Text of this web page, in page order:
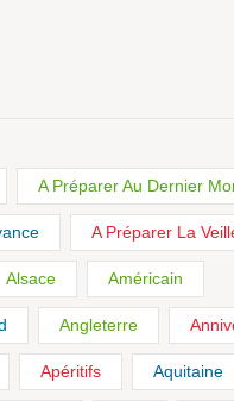
A Préparer Au Dernier
A Préparer La
Alsace Américain
Angleterre
Apéritifs Aquitaine